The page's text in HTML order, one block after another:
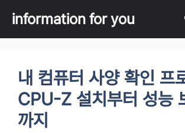
content
information for you
내 컴퓨터 사양 확인 프
CPU-Z 설치부터 성능
까지